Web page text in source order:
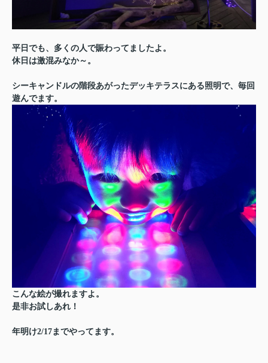
平日でも、多くの人で賑わってましたよ。
休日は激混みなか～。
シーキャンドルの階段あがったデッキテラスにある照明で、毎回
遊んでます。
こんな絵が撮れますよ。
是非お試しあれ！
年明け2/17までやってます。